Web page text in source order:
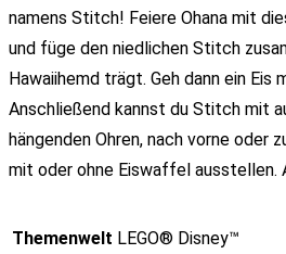
namens Stitch! Feiere Ohana mit
und füge den niedlichen Stitch
Hawaiihemd trägt. Geh dann ein Eis
Anschließend kannst du Stitch mit
hängenden Ohren, nach vorne oder
mit oder ohne Eiswaffel ausstellen.
Themenwelt LEGO® Disney™